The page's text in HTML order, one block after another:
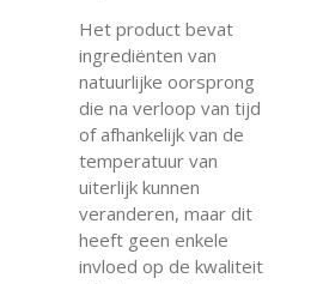
Het product bevat
ingrediënten van
natuurlijke oorsprong
die na verloop van tijd
of afhankelijk van de
temperatuur van
uiterlijk kunnen
veranderen, maar dit
heeft geen enkele
invloed op de kwaliteit